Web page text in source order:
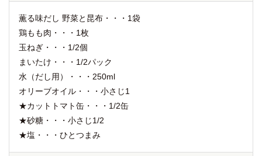
薫る味だし 野菜と昆布・・・1袋
鶏もも肉・・・1枚
玉ねぎ・・・1/2個
まいたけ・・・1/2パック
水（だし用）・・・250ml
オリーブオイル・・・小さじ1
★カットトマト缶・・・1/2缶
★砂糖・・・小さじ1/2
★塩・・・ひとつまみ